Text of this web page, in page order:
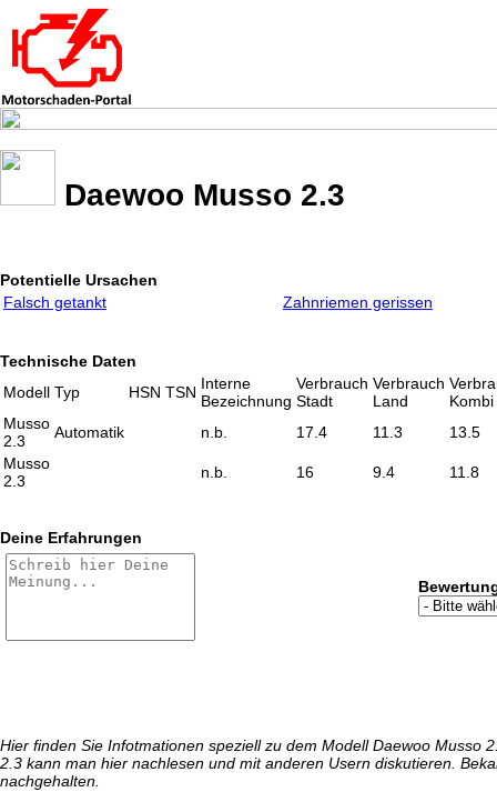
Daewoo Musso 2.3
Potentielle Ursachen
Falsch getankt
Zahnriemen gerissen
Technische Daten
Modell Typ HSN TSN Interne
Bezeichnung
Verbrauch
Stadt
Verbrauch
Land
Kombi
Musso
2.3
Automatik n.b. 17.4 11.3
13.5
Musso
2.3
n.b. 16 9.4 11.8
Deine Erfahrungen
Hier finden Sie Infotmationen speziell zu dem Modell Daewoo Musso
2.3 kann man hier nachlesen und mit anderen Usern diskutieren.
nachgehalten.